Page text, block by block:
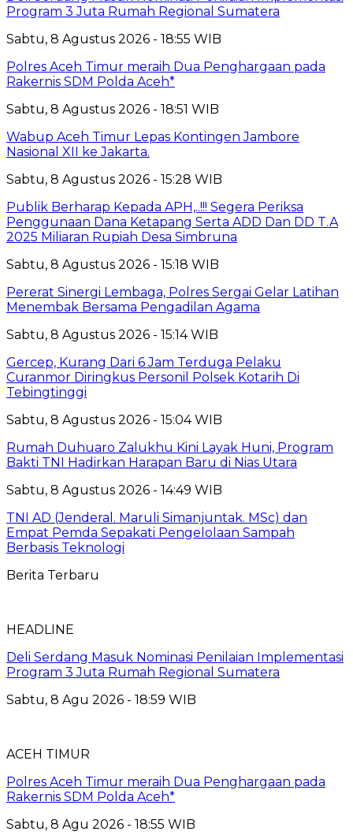
Program 3 Juta Rumah Regional Sumatera
Sabtu, 8 Agustus 2026 - 18:55 WIB
Polres Aceh Timur meraih Dua Penghargaan pada
Rakernis SDM Polda Aceh*
Sabtu, 8 Agustus 2026 - 18:51 WIB
Wabup Aceh Timur Lepas Kontingen Jambore
Nasional XII ke Jakarta.
Sabtu, 8 Agustus 2026 - 15:28 WIB
Publik Berharap Kepada APH,..!!! Segera Periksa
Penggunaan Dana Ketapang Serta ADD Dan DD T.A
2025 Miliaran Rupiah Desa Simbruna
Sabtu, 8 Agustus 2026 - 15:18 WIB
Pererat Sinergi Lembaga, Polres Sergai Gelar Latihan
Menembak Bersama Pengadilan Agama
Sabtu, 8 Agustus 2026 - 15:14 WIB
Gercep, Kurang Dari 6 Jam Terduga Pelaku
Curanmor Diringkus Personil Polsek Kotarih Di
Tebingtinggi
Sabtu, 8 Agustus 2026 - 15:04 WIB
Rumah Duhuaro Zalukhu Kini Layak Huni, Program
Bakti TNI Hadirkan Harapan Baru di Nias Utara
Sabtu, 8 Agustus 2026 - 14:49 WIB
TNI AD (Jenderal. Maruli Simanjuntak. MSc) dan
Empat Pemda Sepakati Pengelolaan Sampah
Berbasis Teknologi
Berita Terbaru
HEADLINE
Deli Serdang Masuk Nominasi Penilaian Implementasi
Program 3 Juta Rumah Regional Sumatera
Sabtu, 8 Agu 2026 - 18:59 WIB
ACEH TIMUR
Polres Aceh Timur meraih Dua Penghargaan pada
Rakernis SDM Polda Aceh*
Sabtu, 8 Agu 2026 - 18:55 WIB